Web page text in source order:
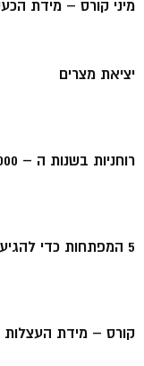
מיני קורס – מידת
יציאת מצרים
רוחניות בשנות ה – 2000
5 המפתחות כדי להגיע לשלמות
קורס – מידת העצלות